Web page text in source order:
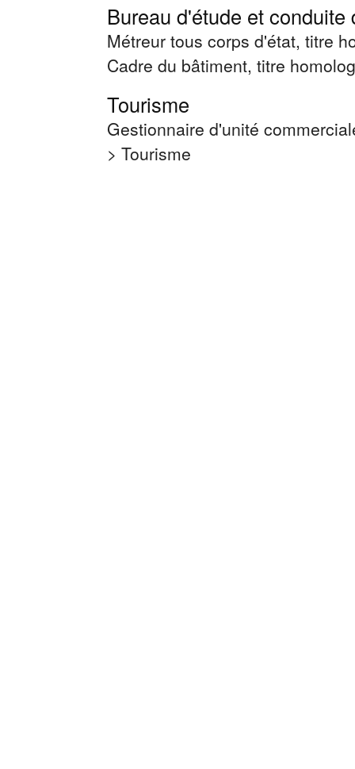
Bureau d'étude et conduite
Métreur tous corps d'état, titre
Cadre du bâtiment, titre
Tourisme
Gestionnaire d'unité
> Tourisme